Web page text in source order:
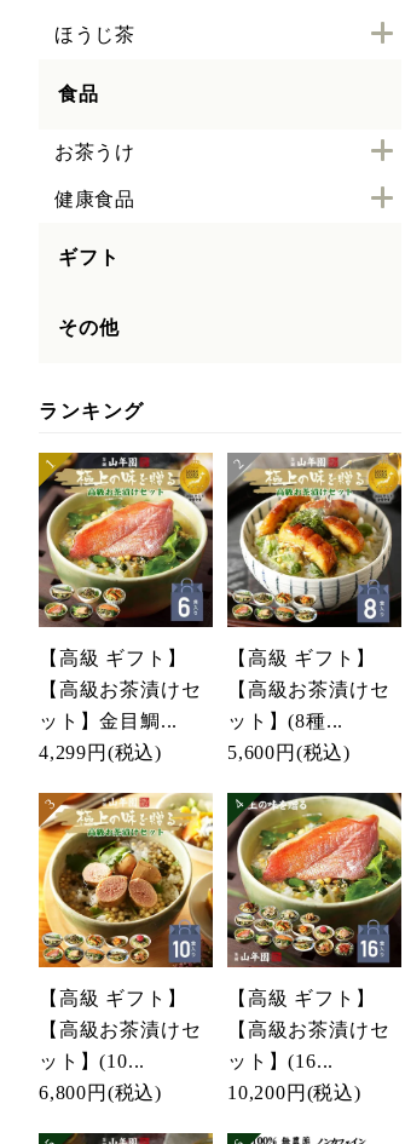
ほうじ茶
食品
お茶うけ
健康食品
ギフト
その他
ランキング
【高級 ギフト】
【高級お茶漬けセ
ット】金目鯛...
4,299円 (税込)
【高級 ギフト】
【高級お茶漬けセ
ット】(8種...
5,600円 (税込)
【高級 ギフト】
【高級お茶漬けセ
ット】(10...
6,800円 (税込)
【高級 ギフト】
【高級お茶漬けセ
ット】(16...
10,200円 (税込)